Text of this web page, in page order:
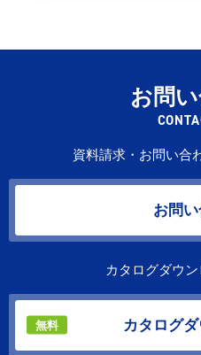
お問
資料請求・お問い合
お問
カタログダウ
無料 カタログ